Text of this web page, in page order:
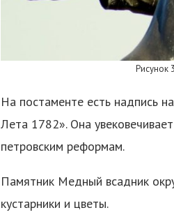
Рисунок
На постаменте есть надпись
Лета 1782». Она
петровским реформам.
Памятник Медный всадник
кустарники и цветы.